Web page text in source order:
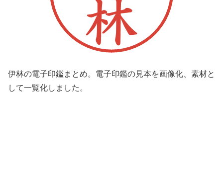
伊林の電子印鑑まとめ。電子印鑑の見本を画像化、素材と
して一覧化しました。